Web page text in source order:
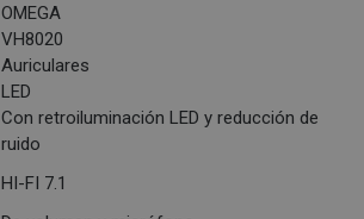
OMEGA
VH8020
Auriculares
LED
Con retroiluminación LED y reducción de
ruido
HI-FI 7.1